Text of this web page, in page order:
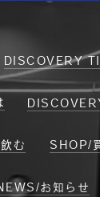
DISCOVERY
む SHOP/
お知らせ